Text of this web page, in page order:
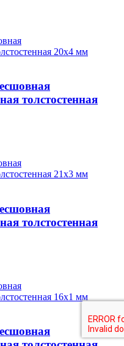
толстостенная
толстостенная